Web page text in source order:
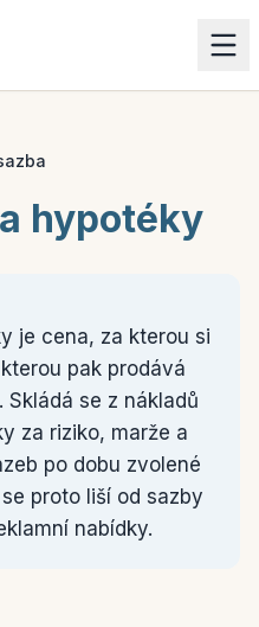
hypotéky
je cena, za kterou si
pak prodává
se z nákladů
za riziko, marže a
po dobu zvolené
proto liší od sazby
nabídky.